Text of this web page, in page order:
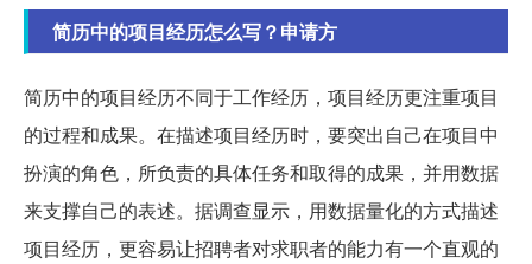
简历中的项目经历怎么写？申请方
简历中的项目经历不同于工作经历，项目经历更注重项目
的过程和成果。在描述项目经历时，要突出自己在项目中
扮演的角色，所负责的具体任务和取得的成果，并用数据
来支撑自己的表述。据调查显示，用数据量化的方式描述
项目经历，更容易让招聘者对求职者的能力有一个直观的